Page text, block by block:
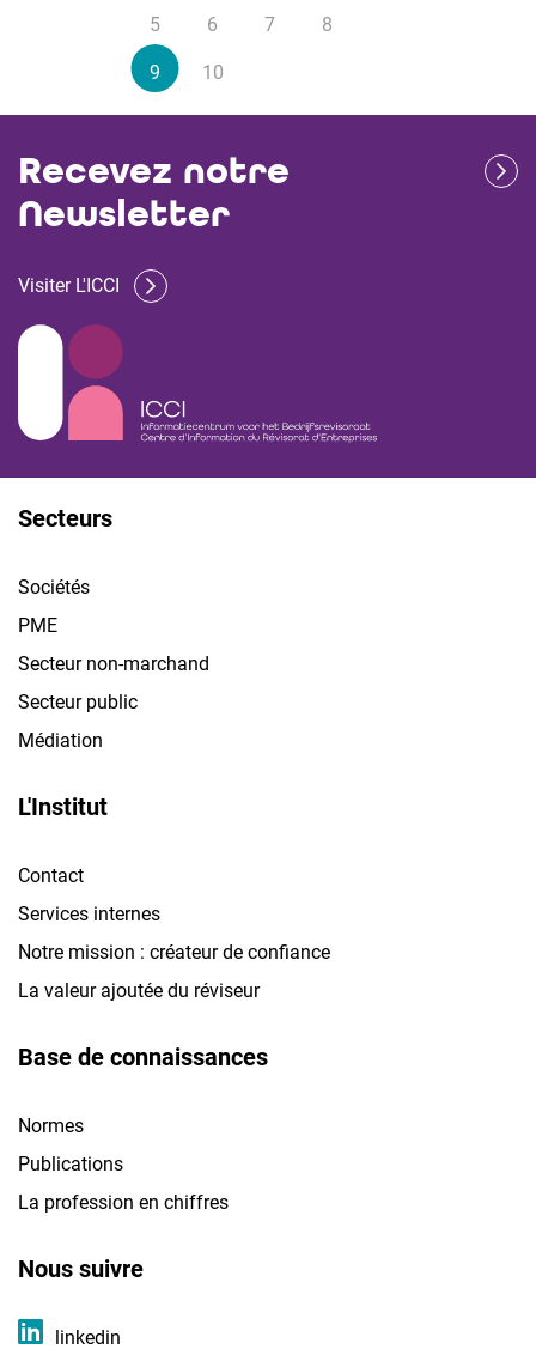
5 6 7 8
9 10
Recevez notre
Newsletter
Visiter L'ICCI
Secteurs
Sociétés
PME
Secteur non-marchand
Secteur public
Médiation
L'Institut
Contact
Services internes
Notre mission : créateur de confiance
La valeur ajoutée du réviseur
Base de connaissances
Normes
Publications
La profession en chiffres
Nous suivre
linkedin